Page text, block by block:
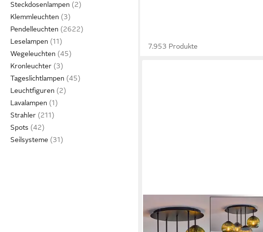
Steckdosenlampen
Klemmleuchten
Pendelleuchten
Leselampen
Wegeleuchten
Kronleuchter
Tageslichtlampen
Leuchtfiguren
Lavalampen
Strahler
Spots
Seilsysteme
7.953 Produkte
Deckenleuchte Deckenlampe aus
Metall/Riffelglas in